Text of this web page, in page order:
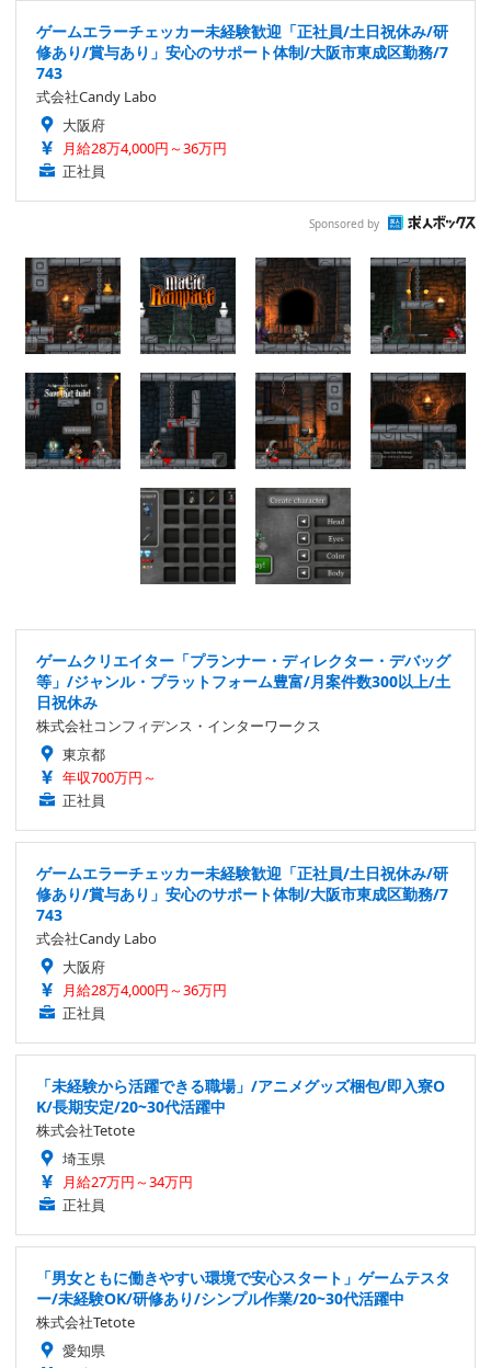
ゲームエラーチェッカー未経験歓迎「正社員/土日祝休み/研
修あり/賞与あり」安心のサポート体制/大阪市東成区勤務/7
743
式会社Candy Labo
大阪府
月給28万4,000円～36万円
正社員
Sponsored by
ゲームクリエイター「プランナー・ディレクター・デバッグ
等」/ジャンル・プラットフォーム豊富/月案件数300以上/土
日祝休み
株式会社コンフィデンス・インターワークス
東京都
年収700万円～
正社員
ゲームエラーチェッカー未経験歓迎「正社員/土日祝休み/研
修あり/賞与あり」安心のサポート体制/大阪市東成区勤務/7
743
式会社Candy Labo
大阪府
月給28万4,000円～36万円
正社員
「未経験から活躍できる職場」/アニメグッズ梱包/即入寮O
K/長期安定/20~30代活躍中
株式会社Tetote
埼玉県
月給27万円～34万円
正社員
「男女ともに働きやすい環境で安心スタート」ゲームテスタ
ー/未経験OK/研修あり/シンプル作業/20~30代活躍中
株式会社Tetote
愛知県